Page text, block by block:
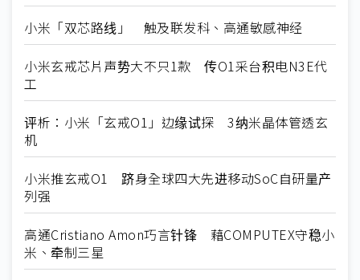
小米「双芯路线」 触及联发科、高通敏感神经
小米玄戒芯片声势大不只1款 传O1采台积电N3E代
工
评析：小米「玄戒O1」边缘试探 3纳米晶体管透玄
机
小米推玄戒O1 跻身全球四大先进移动SoC自研量产
列强
高通Cristiano Amon巧言针锋 藉COMPUTEX守稳小
米、牵制三星